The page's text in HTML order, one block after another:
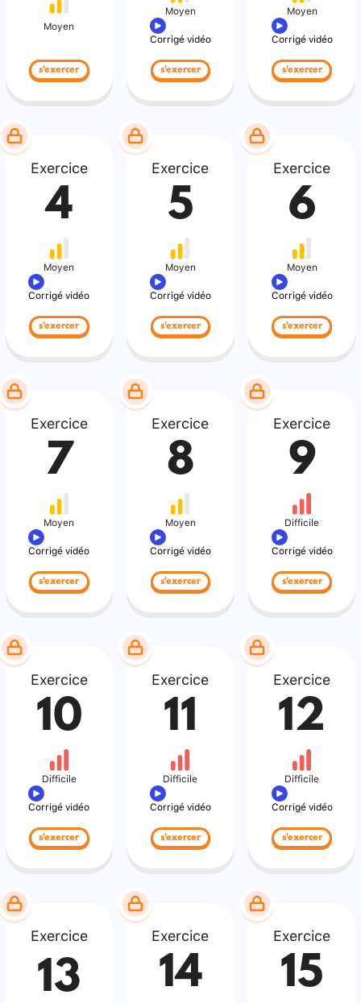
Moyen
s'exercer
Moyen
Corrigé vidéo
s'exercer
Moyen
Corrigé vidéo
s'exercer
Exercice
4
Moyen
Corrigé vidéo
s'exercer
Exercice
5
Moyen
Corrigé vidéo
s'exercer
Exercice
6
Moyen
Corrigé vidéo
s'exercer
Exercice
7
Moyen
Corrigé vidéo
s'exercer
Exercice
8
Moyen
Corrigé vidéo
s'exercer
Exercice
9
Difficile
Corrigé vidéo
s'exercer
Exercice
10
Difficile
Corrigé vidéo
s'exercer
Exercice
11
Difficile
Corrigé vidéo
s'exercer
Exercice
12
Difficile
Corrigé vidéo
s'exercer
Exercice
13
Exercice
14
Exercice
15